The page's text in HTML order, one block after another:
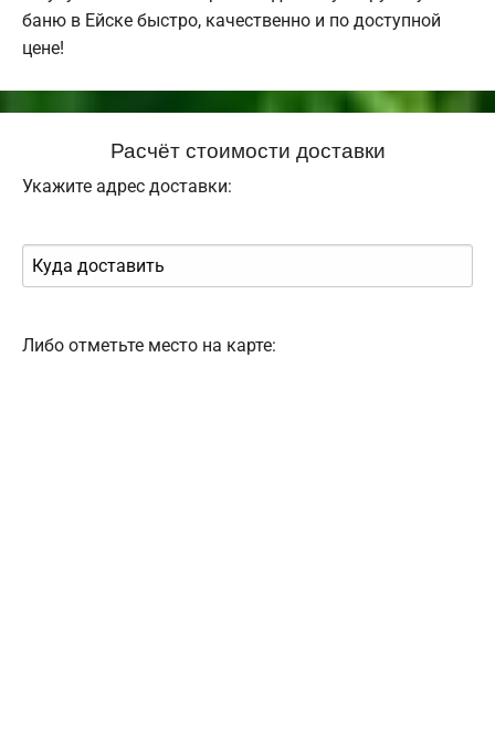
баню в Ейске быстро, качественно и по доступной
цене!
Расчёт стоимости доставки
Укажите адрес доставки:
Либо отметьте место на карте: